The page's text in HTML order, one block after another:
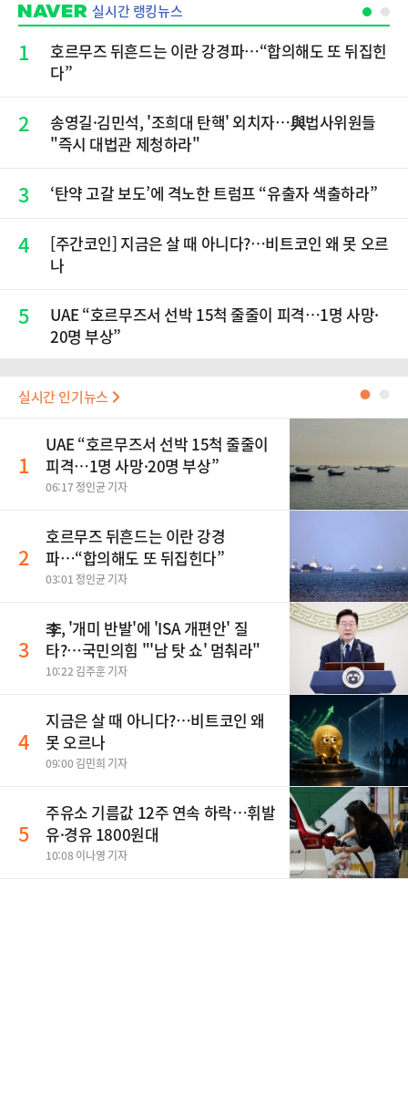
실시간 랭킹뉴스
1
호르무즈 뒤흔드는 이란 강경파…“합의해도 또 뒤집힌
다”
2
송영길·김민석, '조희대 탄핵' 외치자…與법사위원들
"즉시 대법관 제청하라"
3 ‘탄약 고갈 보도’에 격노한 트럼프 “유출자 색출하라”
4
[주간코인] 지금은 살 때 아니다?…비트코인 왜 못 오르
나
5
UAE “호르무즈서 선박 15척 줄줄이 피격…1명 사망·
20명 부상”
실시간 인기뉴스 ●
1
UAE “호르무즈서 선박 15척 줄줄이
피격…1명 사망·20명 부상”
06:17 정인균 기자
2
호르무즈 뒤흔드는 이란 강경
파…“합의해도 또 뒤집힌다”
03:01 정인균 기자
3
李, '개미 반발'에 'ISA 개편안' 질
타?…국민의힘 "'남 탓 쇼' 멈춰라"
10:22 김주훈 기자
4
지금은 살 때 아니다?…비트코인 왜
못 오르나
09:00 김민희 기자
5
주유소 기름값 12주 연속 하락…휘발
유·경유 1800원대
10:08 이나영 기자